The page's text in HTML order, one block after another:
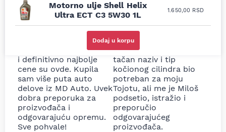
Motorno ulje Shell Helix
Ultra ECT C3 5W30 1L
1.650,00 RSD
Dodaj u korpu
Uporedila sam sve
prodavnice auto delova
i definitivno najbolje
cene su ovde. Kupila
sam više puta auto
delove iz MD Auto. Uvek
dobra preporuka za
proizvođača i
odgovarajuću opremu.
Sve pohvale!
Odlična usluga i
ljubazni prodavci.
Nisam bio siguran koji je
tačan naziv i tip
kočionog cilindra bio
potreban za moju
Tojotu, ali me je Miloš
podsetio, istražio i
preporučio
odgovarajućeg
proizvođača.